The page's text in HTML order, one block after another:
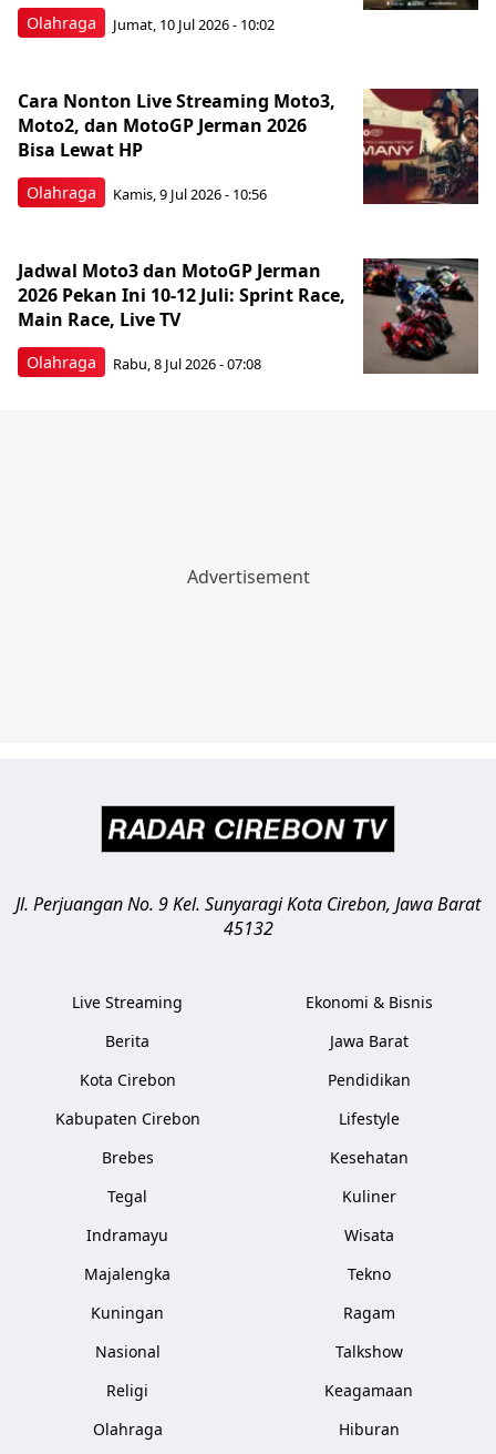
Olahraga Jumat, 10 Jul 2026 - 10:02
Olahraga
Cara Nonton Live Streaming Moto3,
Moto2, dan MotoGP Jerman 2026
Bisa Lewat HP
Kamis, 9 Jul 2026 - 10:56
Olahraga
Jadwal Moto3 dan MotoGP Jerman
2026 Pekan Ini 10-12 Juli: Sprint Race,
Main Race, Live TV
Rabu, 8 Jul 2026 - 07:08
Jl. Perjuangan No. 9 Kel. SunyaragiKota Cirebon, Jawa Barat
45132
Live Streaming
Berita
Kota Cirebon
Kabupaten Cirebon
Brebes
Tegal
Indramayu
Majalengka
Kuningan
Nasional
Religi
Olahraga
Ekonomi & Bisnis
Jawa Barat
Pendidikan
Lifestyle
Kesehatan
Kuliner
Wisata
Tekno
Ragam
Talkshow
Keagamaan
Hiburan